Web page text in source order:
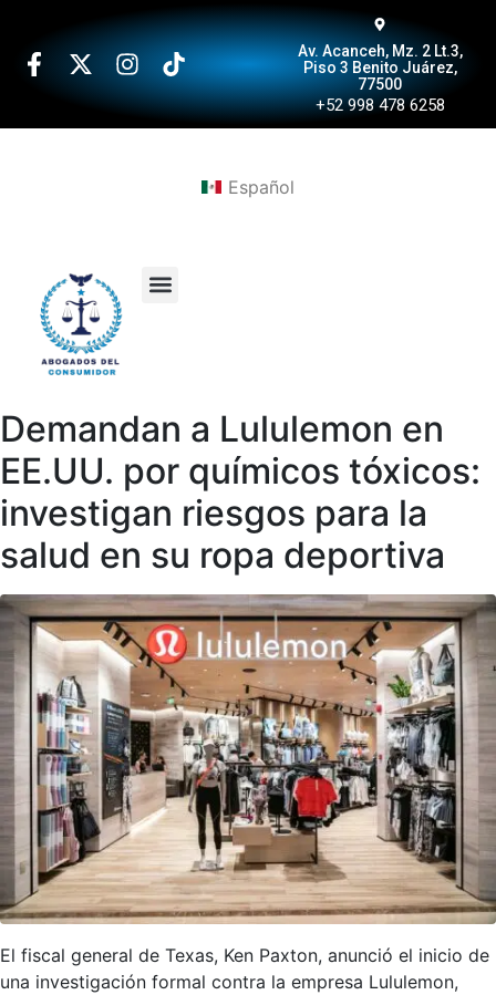
Av. Acanceh, Mz. 2 Lt.3,
Piso 3 Benito Juárez,
77500
+52 998 478 6258
Español
Demandan a Lululemon en
EE.UU. por químicos tóxicos:
investigan riesgos para la
salud en su ropa deportiva
El fiscal general de Texas, Ken Paxton, anunció el inicio de
una investigación formal contra la empresa Lululemon,